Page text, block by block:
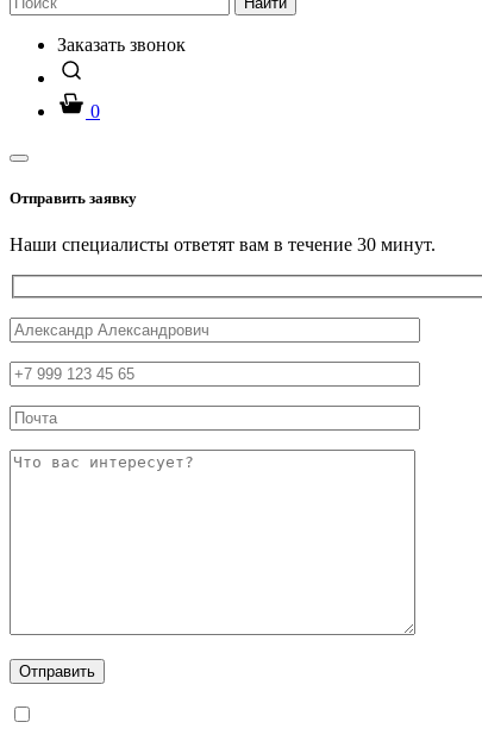
Заказать звонок
0
Отправить заявку
Наши специалисты ответят вам в течение 30 минут.